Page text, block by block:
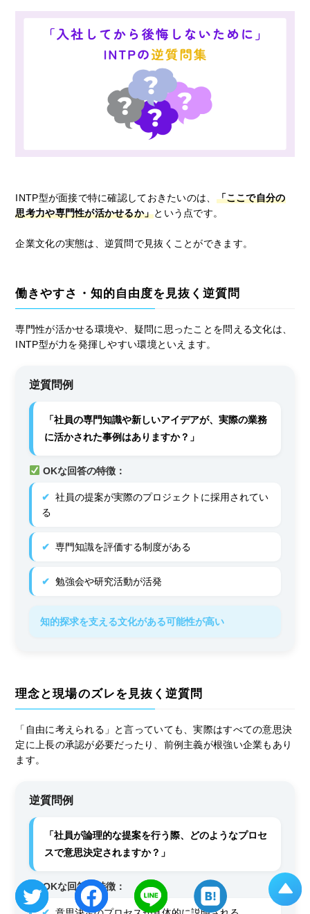
INTP型が面接で特に確認しておきたいのは、 「ここで自分の
思考力や専門性が活かせるか」という点です。
企業文化の実態は、逆質問で見抜くことができます。
働きやすさ・知的自由度を見抜く逆質問
専門性が活かせる環境や、疑問に思ったことを問える文化は、
INTP型が力を発揮しやすい環境といえます。
逆質問例
「社員の専門知識や新しいアイデアが、実際の業務
に活かされた事例はありますか？」
OKな回答の特徴：
社員の提案が実際のプロジェクトに採用されてい
る
専門知識を評価する制度がある
勉強会や研究活動が活発
知的探求を支える文化がある可能性が高い
理念と現場のズレを見抜く逆質問
「自由に考えられる」と言っていても、実際はすべての意思決
定に上長の承認が必要だったり、前例主義が根強い企業もあり
ます。
逆質問例
「社員が論理的な提案を行う際、どのようなプロセ
スで意思決定されますか？」
OKな回答の特徴：